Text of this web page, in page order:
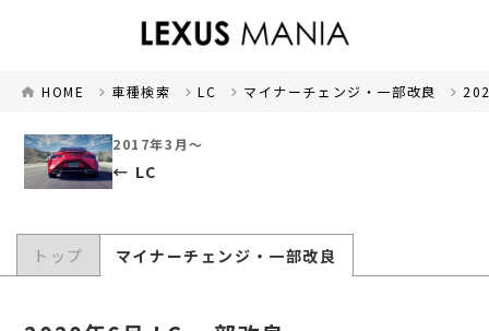
HOME 車種検索 LC マイナーチェンジ・一部改良
2017年3月～
LC
トップ マイナーチェンジ・一部改良